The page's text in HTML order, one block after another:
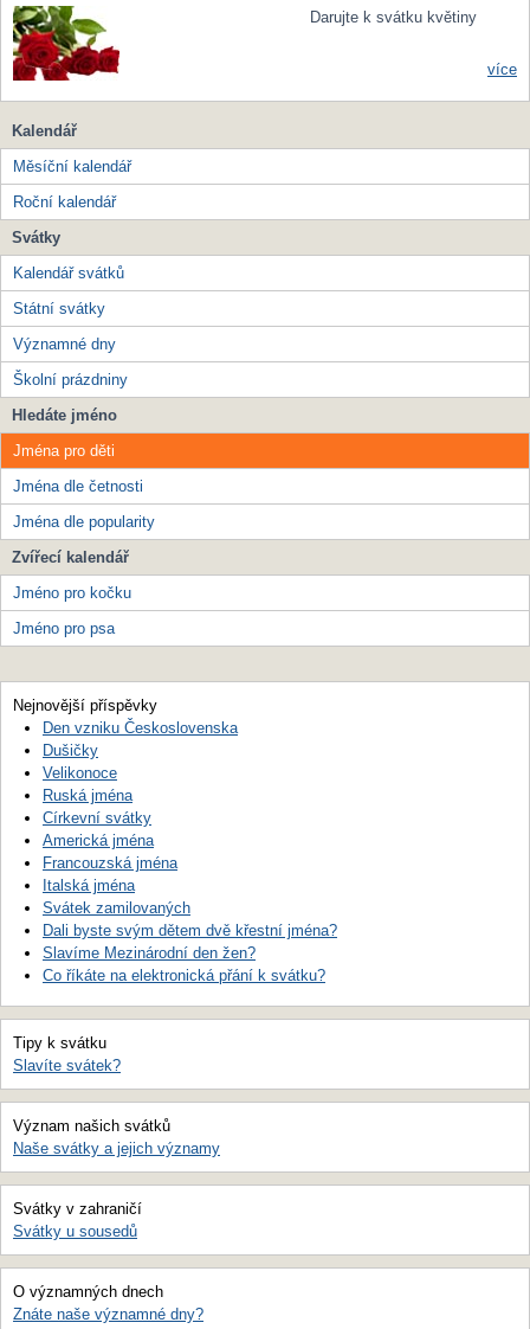
Darujte k svátku květiny
více
Kalendář
Měsíční kalendář
Roční kalendář
Svátky
Kalendář svátků
Státní svátky
Významné dny
Školní prázdniny
Hledáte jméno
Jména pro děti
Jména dle četnosti
Jména dle popularity
Zvířecí kalendář
Jméno pro kočku
Jméno pro psa
Nejnovější příspěvky
Den vzniku Československa
Dušičky
Velikonoce
Ruská jména
Církevní svátky
Americká jména
Francouzská jména
Italská jména
Svátek zamilovaných
Dali byste svým dětem dvě křestní jména?
Slavíme Mezinárodní den žen?
Co říkáte na elektronická přání k svátku?
Tipy k svátku
Slavíte svátek?
Význam našich svátků
Naše svátky a jejich významy
Svátky v zahraničí
Svátky u sousedů
O významných dnech
Znáte naše významné dny?